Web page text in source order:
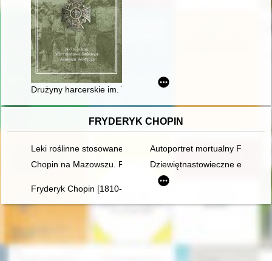
Drużyny harcerskie im. Tadeusza Kościuszki na Górnym
FRYDERYK CHOPIN
Leki roślinne stosowane w leczeniu Fryderyka Chopina
Autoportret mortualny
Chopin na Mazowszu. Przewodnik po miejscach historycznych
Dziewiętnastowieczne edycje
Fryderyk Chopin [1810-1849]